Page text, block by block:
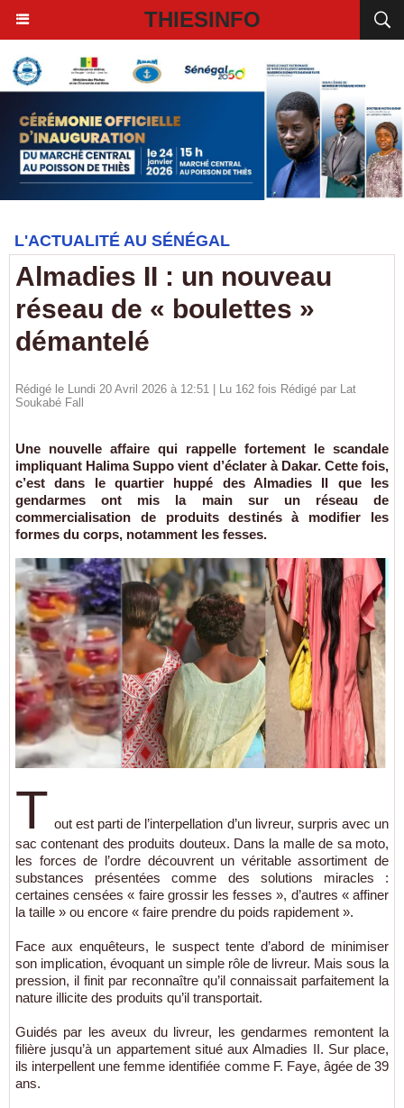
THIESINFO
L'ACTUALITÉ AU SÉNÉGAL
Almadies II : un nouveau
réseau de « boulettes »
démantelé
Rédigé le Lundi 20 Avril 2026 à 12:51 | Lu 162 fois Rédigé par Lat
Soukabé Fall
Une nouvelle affaire qui rappelle fortement le scandale
impliquant Halima Suppo vient d’éclater à Dakar. Cette fois,
c’est dans le quartier huppé des Almadies II que les
gendarmes ont mis la main sur un réseau de
commercialisation de produits destinés à modifier les
formes du corps, notamment les fesses.
T out est parti de l’interpellation d’un livreur, surpris avec un
sac contenant des produits douteux. Dans la malle de sa moto,
les forces de l’ordre découvrent un véritable assortiment de
substances présentées comme des solutions miracles :
certaines censées « faire grossir les fesses », d’autres « affiner
la taille » ou encore « faire prendre du poids rapidement ».
Face aux enquêteurs, le suspect tente d’abord de minimiser
son implication, évoquant un simple rôle de livreur. Mais sous la
pression, il finit par reconnaître qu’il connaissait parfaitement la
nature illicite des produits qu’il transportait.
Guidés par les aveux du livreur, les gendarmes remontent la
filière jusqu’à un appartement situé aux Almadies II. Sur place,
ils interpellent une femme identifiée comme F. Faye, âgée de 39
ans.